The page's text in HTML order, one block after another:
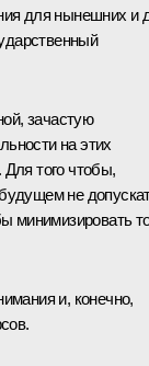
для нынешних и
зачастую
на этих
Для того чтобы,
не
минимизировать
и, конечно,